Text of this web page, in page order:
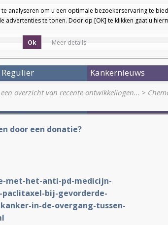
analyseren om u een optimale bezoekerservaring te
advertenties te tonen. Door op [OK] te klikken gaat u
Ok Meer details
Regulier Kankernieuws
overzicht van recente ontwikkelingen… >
door een donatie?
met-het-anti-pd-medicijn-
bij-gevorderde-
in-de-overgang-tussen-